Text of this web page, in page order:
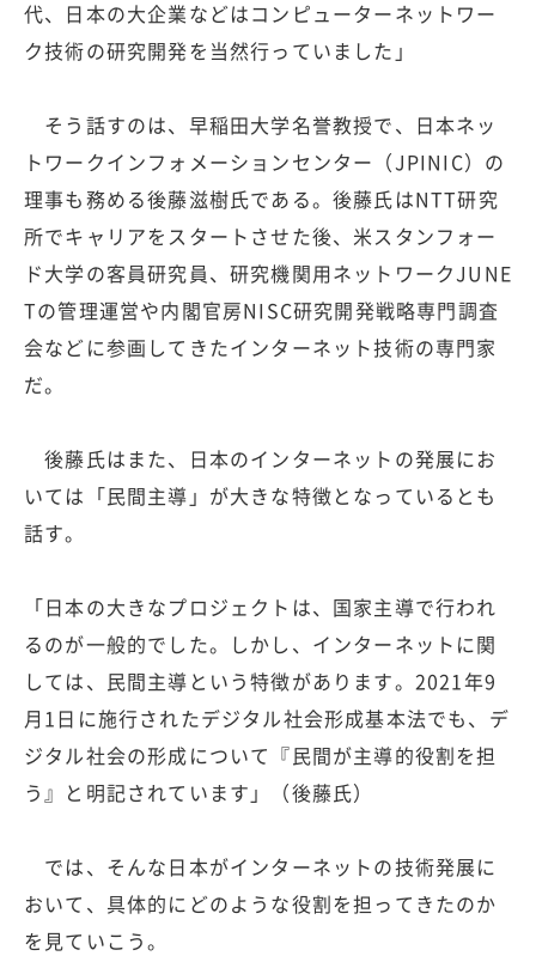
代、日本の大企業などはコンピューターネットワー
ク技術の研究開発を当然行っていました」
そう話すのは、早稲田大学名誉教授で、日本ネッ
トワークインフォメーションセンター（JPINIC）の
理事も務める後藤滋樹氏である。後藤氏はNTT研究
所でキャリアをスタートさせた後、米スタンフォー
ド大学の客員研究員、研究機関用ネットワークJUNE
Tの管理運営や内閣官房NISC研究開発戦略専門調査
会などに参画してきたインターネット技術の専門家
だ。
後藤氏はまた、日本のインターネットの発展にお
いては「民間主導」が大きな特徴となっているとも
話す。
「日本の大きなプロジェクトは、国家主導で行われ
るのが一般的でした。しかし、インターネットに関
しては、民間主導という特徴があります。2021年9
月1日に施行されたデジタル社会形成基本法でも、デ
ジタル社会の形成について『民間が主導的役割を担
う』と明記されています」（後藤氏）
では、そんな日本がインターネットの技術発展に
おいて、具体的にどのような役割を担ってきたのか
を見ていこう。